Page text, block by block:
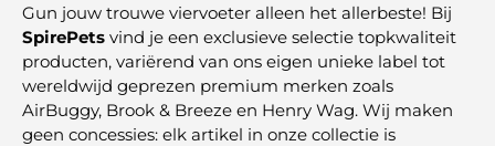
Gun jouw trouwe viervoeter alleen het allerbeste! Bij
SpirePets vind je een exclusieve selectie topkwaliteit
producten, variërend van ons eigen unieke label tot
wereldwijd geprezen premium merken zoals
AirBuggy, Brook & Breeze en Henry Wag. Wij maken
geen concessies: elk artikel in onze collectie is